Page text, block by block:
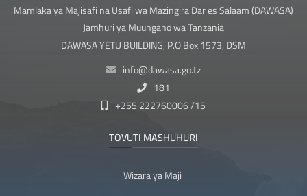
Mamlaka ya Majisafi na Usafi wa Mazingira Dar es Salaam (DAWASA)
Jamhuri ya Muungano wa Tanzania
DAWASA YETU BUILDING, P.O Box 1573, DSM
info@dawasa.go.tz
181
+255 222760006 /15
TOVUTI MASHUHURI
Wizara ya Maji